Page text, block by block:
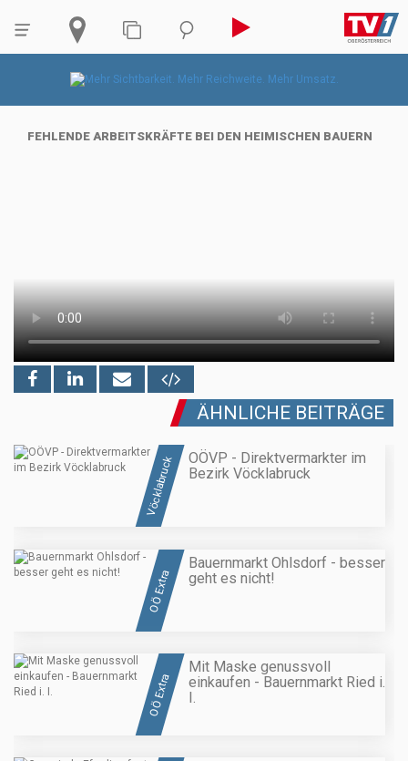
FEHLENDE ARBEITSKRÄFTE BEI DEN HEIMISCHEN BAUERN
ÄHNLICHE BEITRÄGE
Vöcklabruck
OÖVP - Direktvermarkter im
Bezirk Vöcklabruck
OÖ Extra
Bauernmarkt Ohlsdorf - besser
geht es nicht!
OÖ Extra
Mit Maske genussvoll
einkaufen - Bauernmarkt Ried i.
I.